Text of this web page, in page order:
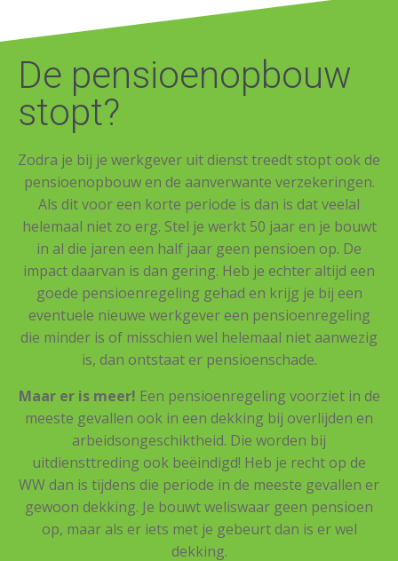
De pensioenopbouw
stopt?
Zodra je bij je werkgever uit dienst treedt stopt ook de
pensioenopbouw en de aanverwante verzekeringen.
Als dit voor een korte periode is dan is dat veelal
helemaal niet zo erg. Stel je werkt 50 jaar en je bouwt
in al die jaren een half jaar geen pensioen op. De
impact daarvan is dan gering. Heb je echter altijd een
goede pensioenregeling gehad en krijg je bij een
eventuele nieuwe werkgever een pensioenregeling
die minder is of misschien wel helemaal niet aanwezig
is, dan ontstaat er pensioenschade.
Maar er is meer! Een pensioenregeling voorziet in de
meeste gevallen ook in een dekking bij overlijden en
arbeidsongeschiktheid. Die worden bij
uitdiensttreding ook beëindigd! Heb je recht op de
WW dan is tijdens die periode in de meeste gevallen er
gewoon dekking. Je bouwt weliswaar geen pensioen
op, maar als er iets met je gebeurt dan is er wel
dekking.